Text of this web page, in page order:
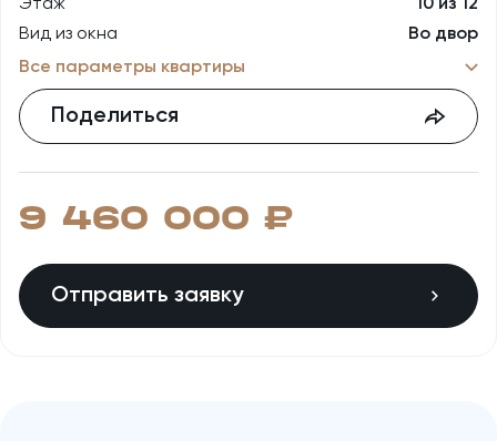
Этаж
10 из 12
Вид из окна
Во двор
Все параметры квартиры
Поделиться
9 460 000 ​₽
Отправить заявку